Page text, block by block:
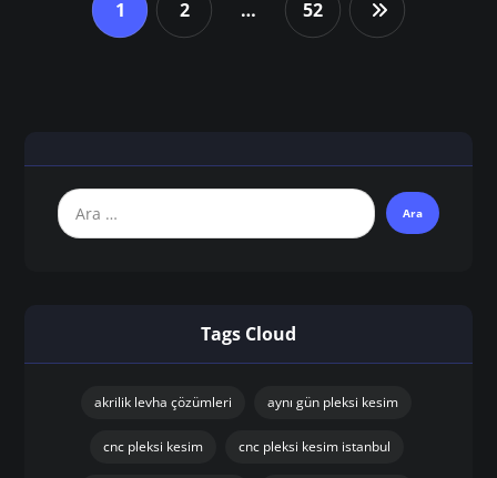
1 2 … 52
Tags Cloud
akrilik levha çözümleri aynı gün pleksi kesim
cnc pleksi kesim cnc pleksi kesim istanbul